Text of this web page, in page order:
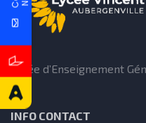
Lycée d’Enseignement
INFO CONTACT